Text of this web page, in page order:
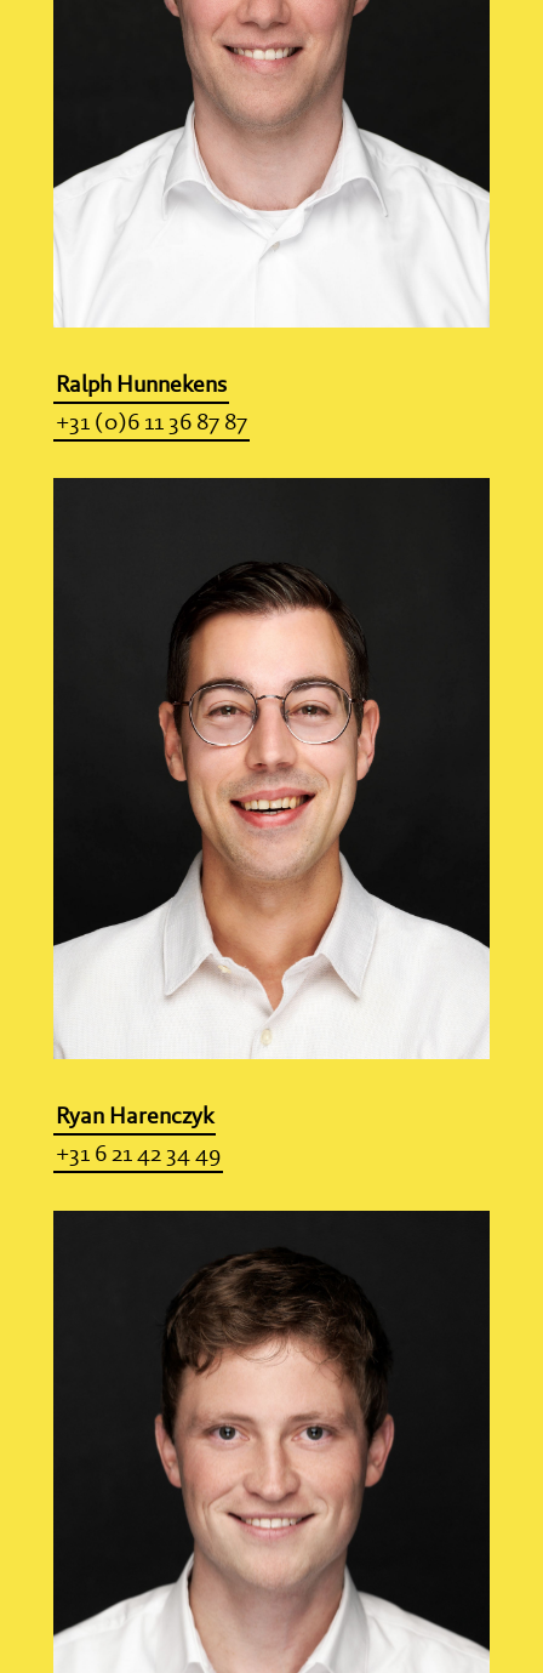
Ralph Hunnekens
+31 (0)6 11 36 87 87
Ryan Harenczyk
+31 6 21 42 34 49